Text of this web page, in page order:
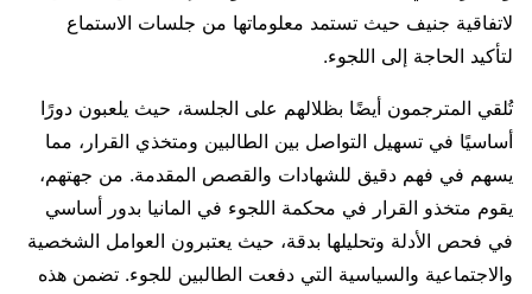
لاتفاقية جنيف حيث تستمد معلوماتها من جلسات الاستماع
لتأكيد الحاجة إلى اللجوء.
تُلقي المترجمون أيضًا بظلالهم على الجلسة، حيث يلعبون دورًا
أساسيًا في تسهيل التواصل بين الطالبين ومتخذي القرار، مما
يسهم في فهم دقيق للشهادات والقصص المقدمة. من جهتهم،
يقوم متخذو القرار في محكمة اللجوء في المانيا بدور أساسي
في فحص الأدلة وتحليلها بدقة، حيث يعتبرون العوامل الشخصية
والاجتماعية والسياسية التي دفعت الطالبين للجوء. تضمن هذه